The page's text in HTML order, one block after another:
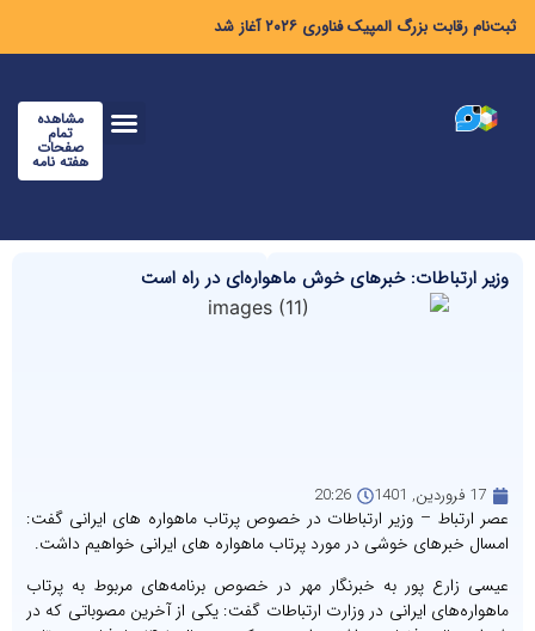
ثبت‌نام رقابت بزرگ المپیک فناوری ۲۰۲۶ آغاز شد
مشاهده
تمام
صفحات
هفته نامه
وزیر ارتباطات: خبرهای خوش ماهواره‌ای در راه است
17 فروردین, 1401 20:26
عصر ارتباط – وزیر ارتباطات در خصوص پرتاب ماهواره های ایرانی گفت:
امسال خبرهای خوشی در مورد پرتاب ماهواره های ایرانی خواهیم داشت.
عیسی زارع پور به خبرنگار مهر در خصوص برنامه‌های مربوط به پرتاب
ماهواره‌های ایرانی در وزارت ارتباطات گفت: یکی از آخرین مصوباتی که در